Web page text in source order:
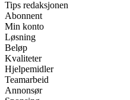
Tips redaksjonen
Abonnent
Min konto
Løsning
Beløp
Kvaliteter
Hjelpemidler
Teamarbeid
Annonsør